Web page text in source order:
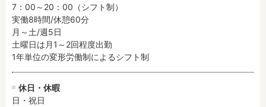
7：00～20：00（シフト制）
実働8時間/休憩60分
月～土/週5日
土曜日は月1～2回程度出勤
1年単位の変形労働制によるシフト制
休日・休暇
日・祝日